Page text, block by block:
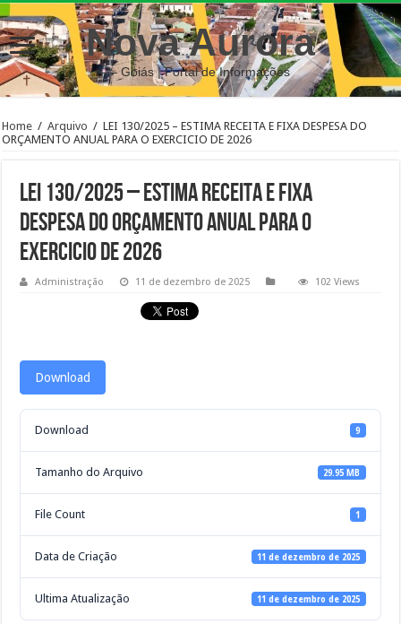
Nova Aurora
– Goiás | Portal de Informações
Home / Arquivo / LEI 130/2025 – ESTIMA RECEITA E FIXA DESPESA DO
ORÇAMENTO ANUAL PARA O EXERCICIO DE 2026
LEI 130/2025 – ESTIMA RECEITA E FIXA
DESPESA DO ORÇAMENTO ANUAL PARA O
EXERCICIO DE 2026
Administração 11 de dezembro de 2025 102 Views
Download
Download 9
Tamanho do Arquivo 29.95 MB
File Count 1
Data de Criação 11 de dezembro de 2025
Ultima Atualização 11 de dezembro de 2025